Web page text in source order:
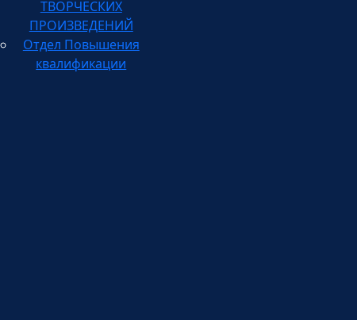
ПРОИЗВЕДЕНИЙ
Отдел Повышения
квалификации